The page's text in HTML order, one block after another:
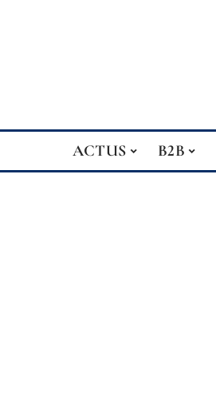
ACTUS B2B